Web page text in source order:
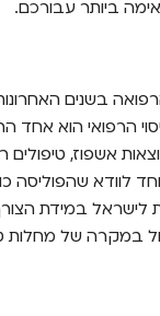
ביותר עבורכם.
בשנים
הרפואי הוא אחד
אשפוז,
לוודא
לישראל במידת
במקרה של מחלות